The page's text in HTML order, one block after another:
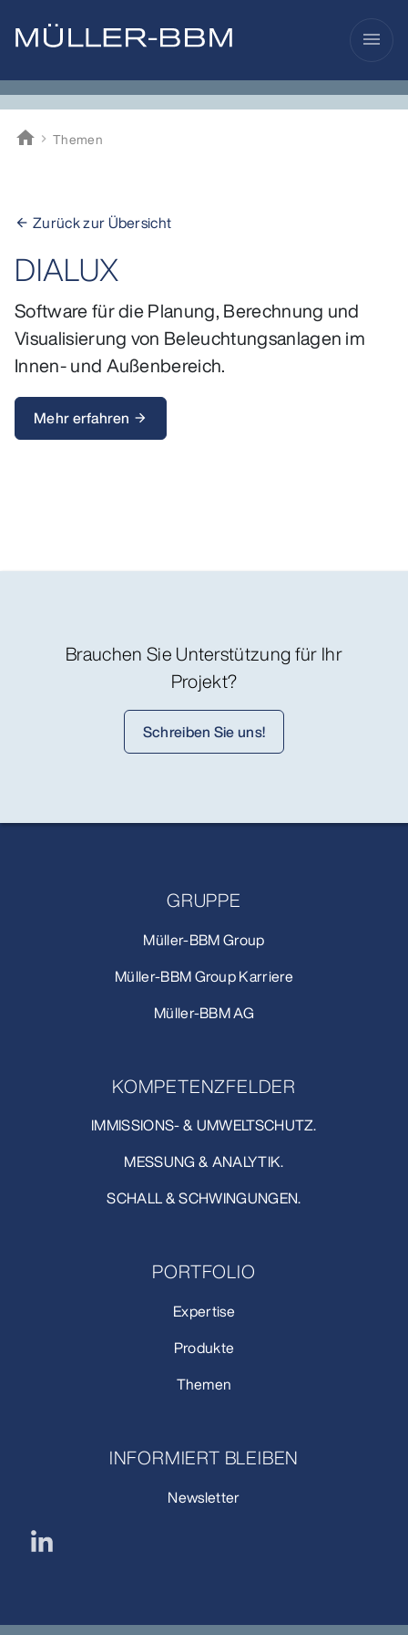
menu
home
Müller-BBM
Themen
arrow_back Zurück zur Übersicht
DIALUX
Software für die Planung, Berechnung und
Visualisierung von Beleuchtungsanlagen im
Innen- und Außenbereich.
Mehr erfahren arrow_forward
Brauchen Sie Unterstützung für Ihr
Projekt?
Schreiben Sie uns!
GRUPPE
Müller-BBM Group
Müller-BBM Group Karriere
Müller-BBM AG
KOMPETENZFELDER
IMMISSIONS- & UMWELTSCHUTZ.
MESSUNG & ANALYTIK.
SCHALL & SCHWINGUNGEN.
PORTFOLIO
Expertise
Produkte
Themen
INFORMIERT BLEIBEN
Newsletter